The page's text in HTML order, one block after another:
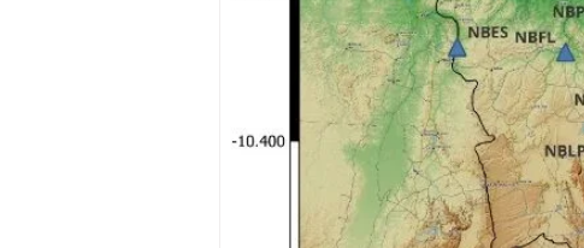
Artistas Nota de Esclarecimento